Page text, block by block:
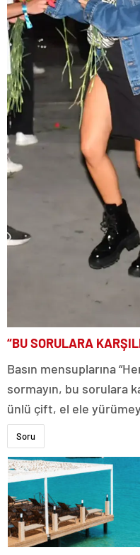
“BU SORULARA
Basın mensuplarına
sormayın, bu sorulara
ünlü çift, el ele
Soru